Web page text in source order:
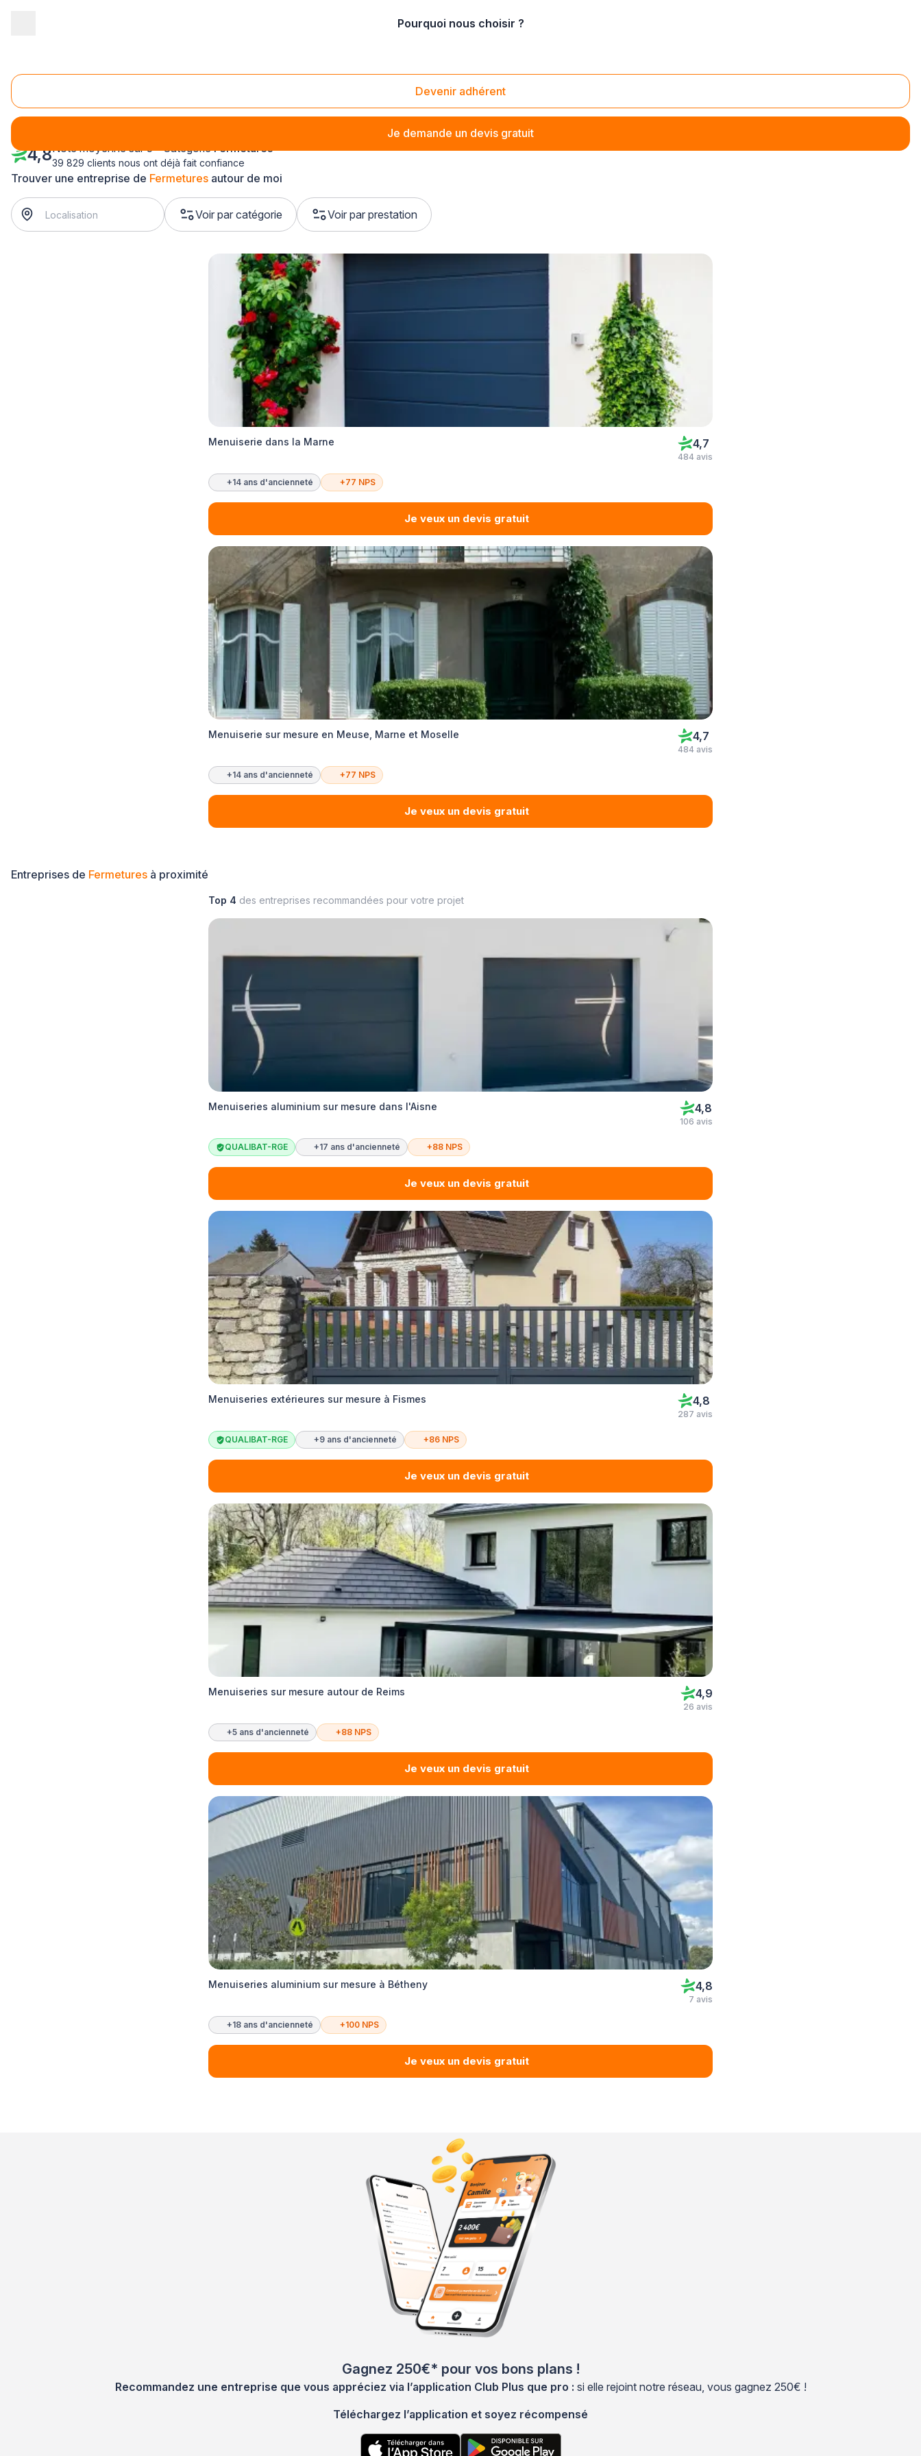
Pourquoi nous choisir ?
Devenir adhérent
Je demande un devis gratuit
Fermetures Cormontreuil (51350)
Trouver une entreprise de Fermetures autour de moi
Voir par catégorie Voir par prestation
4,8Note moyenne sur 5 - CatégorieFermetures
39 829 clients nous ont déjà fait confiance
Menuiserie dans la Marne 4,7
484 avis
+14 ans d'ancienneté +77 NPS
Je veux un devis gratuit
Menuiserie sur mesure en Meuse, Marne et Moselle 4,7
484 avis
+14 ans d'ancienneté +77 NPS
Je veux un devis gratuit
Entreprises de Fermetures à proximité
Top 4 des entreprises recommandées pour votre projet
Menuiseries aluminium sur mesure dans l'Aisne 4,8
106 avis
QUALIBAT-RGE +17 ans d'ancienneté +88 NPS
Je veux un devis gratuit
Menuiseries extérieures sur mesure à Fismes 4,8
287 avis
QUALIBAT-RGE +9 ans d'ancienneté +86 NPS
Je veux un devis gratuit
Menuiseries sur mesure autour de Reims 4,9
26 avis
+5 ans d'ancienneté +88 NPS
Je veux un devis gratuit
Menuiseries aluminium sur mesure à Bétheny 4,8
7 avis
+18 ans d'ancienneté +100 NPS
Je veux un devis gratuit
Gagnez 250€* pour vos bons plans !
Recommandez une entreprise que vous appréciez via l’application Club Plus que pro : si elle rejoint notre réseau, vous gagnez 250€ !
Téléchargez l’application et soyez récompensé